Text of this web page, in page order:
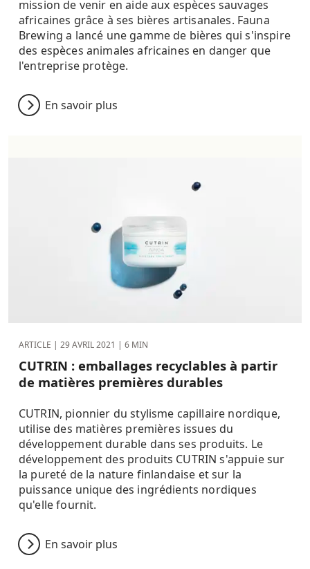
mission de venir en aide aux espèces sauvages
africaines grâce à ses bières artisanales. Fauna
Brewing a lancé une gamme de bières qui s'inspire
des espèces animales africaines en danger que
l'entreprise protège.
En savoir plus
ARTICLE | 29 AVRIL 2021 | 6 MIN
CUTRIN : emballages recyclables à partir
de matières premières durables
CUTRIN, pionnier du stylisme capillaire nordique,
utilise des matières premières issues du
développement durable dans ses produits. Le
développement des produits CUTRIN s'appuie sur
la pureté de la nature finlandaise et sur la
puissance unique des ingrédients nordiques
qu'elle fournit.
En savoir plus